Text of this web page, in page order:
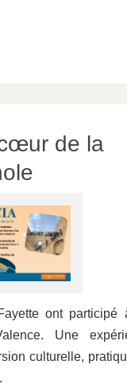
de la
ont participé
Une
culturelle,